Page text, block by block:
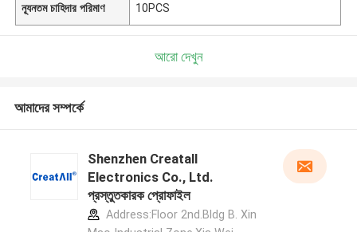
ন্যূনতম চাহিদার পরিমাণ 10PCS
আরো দেখুন
আমাদের সম্পর্কে
Shenzhen Creatall
Electronics Co., Ltd.
প্রস্তুতকারক প্রোফাইল
Address:Floor 2nd.Bldg B. Xin